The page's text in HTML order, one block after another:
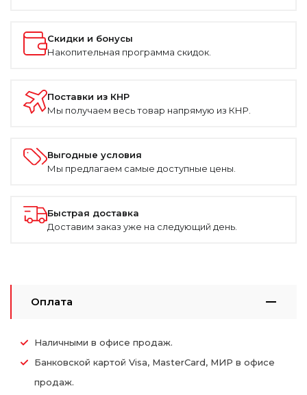
Скидки и бонусы
Накопительная программа скидок.
Поставки из КНР
Мы получаем весь товар напрямую из КНР.
Выгодные условия
Мы предлагаем самые доступные цены.
Быстрая доставка
Доставим заказ уже на следующий день.
Оплата
Наличными в офисе продаж.
Банковской картой Visa, MasterCard, МИР в офисе
продаж.